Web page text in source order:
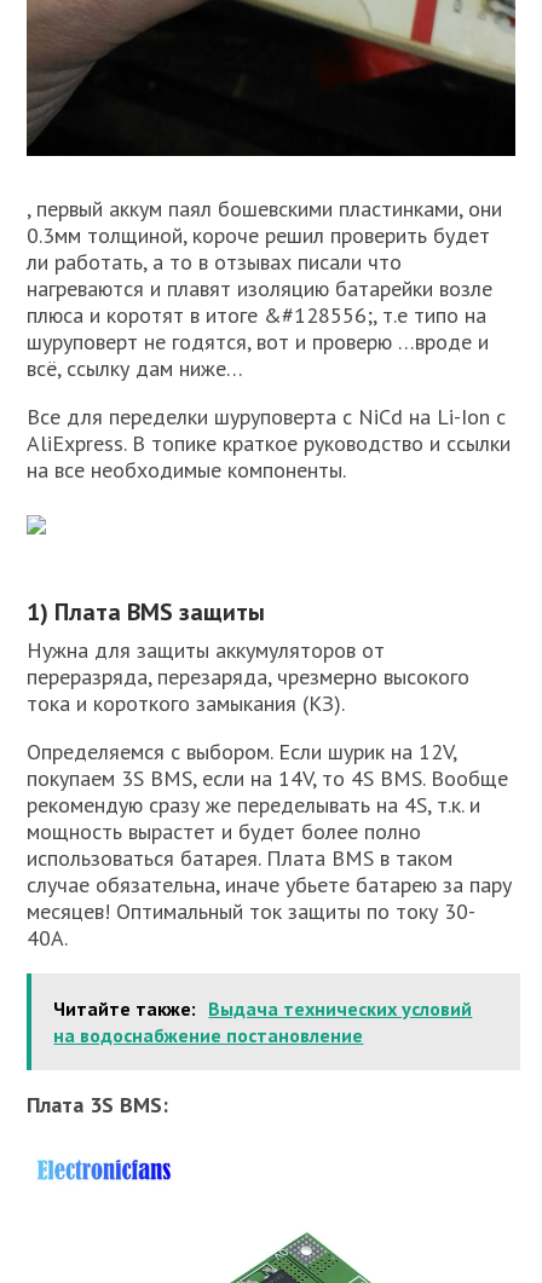
, первый аккум паял бошевскими пластинками, они
0.3мм толщиной, короче решил проверить будет
ли работать, а то в отзывах писали что
нагреваются и плавят изоляцию батарейки возле
плюса и коротят в итоге &#128556;, т.е типо на
шуруповерт не годятся, вот и проверю …вроде и
всё, ссылку дам ниже…
Все для переделки шуруповерта с NiCd на Li-Ion с
AliExpress. В топике краткое руководство и ссылки
на все необходимые компоненты.
1) Плата BMS защиты
Нужна для защиты аккумуляторов от
переразряда, перезаряда, чрезмерно высокого
тока и короткого замыкания (КЗ).
Определяемся с выбором. Если шурик на 12V,
покупаем 3S BMS, если на 14V, то 4S BMS. Вообще
рекомендую сразу же переделывать на 4S, т.к. и
мощность вырастет и будет более полно
использоваться батарея. Плата BMS в таком
случае обязательна, иначе убьете батарею за пару
месяцев! Оптимальный ток защиты по току 30-
40А.
Читайте также: Выдача технических условий
на водоснабжение постановление
Плата 3S BMS: